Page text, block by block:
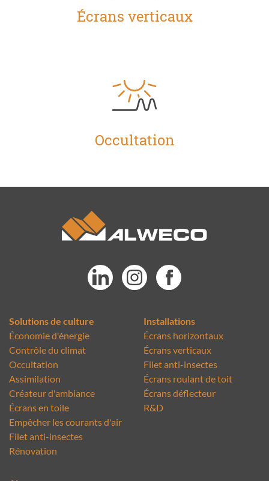
Écrans verticaux
Occultation
Solutions de culture
Économie d'énergie
Contrôle du climat
Occultation
Assimilation
Créateur d'ambiance
Écrans en toile
Empêcher les courants d'air
Filet anti-insectes
Rénovation
Installations
Écrans horizontaux
Écrans verticaux
Filet anti-insectes
Écrans roulant de toit
Écrans déflecteur
R&D